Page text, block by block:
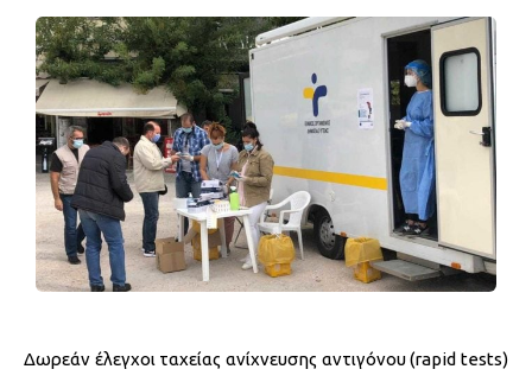
Δωρεάν έλεγχοι ταχείας ανίχνευσης αντιγόνου (rapid tests)